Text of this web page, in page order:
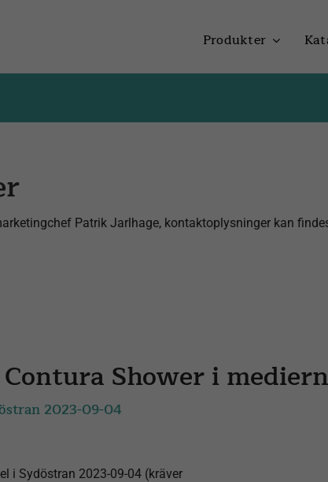
Produkter
Patrik Jarlhage, kontaktoplysninger kan
Contura Shower i
2023-09-04
i Sydöstran 2023-09-04 (kräver